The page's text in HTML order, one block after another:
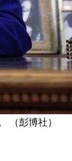
（彭博社）